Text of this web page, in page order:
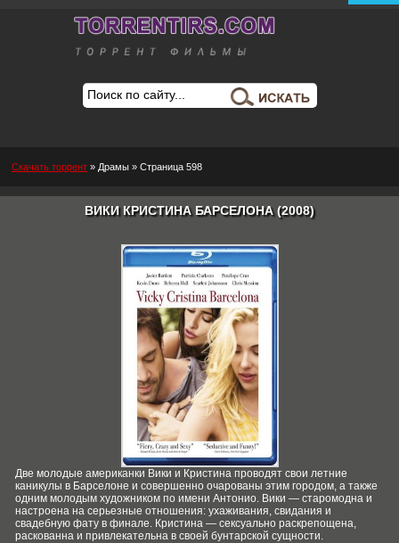
Скачать торрент » Драмы » Страница 598
ВИКИ КРИСТИНА БАРСЕЛОНА (2008)
Две молодые американки Вики и Кристина проводят свои летние
каникулы в Барселоне и совершенно очарованы этим городом, а также
одним молодым художником по имени Антонио. Вики — старомодна и
настроена на серьезные отношения: ухаживания, свидания и
свадебную фату в финале. Кристина — сексуально раскрепощена,
раскованна и привлекательна в своей бунтарской сущности.